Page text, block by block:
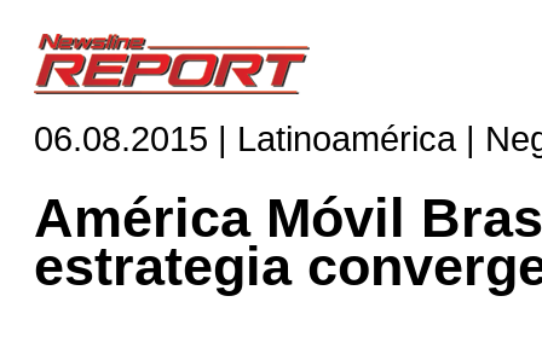
06.08.2015 | Latinoamérica |
América Móvil
estrategia